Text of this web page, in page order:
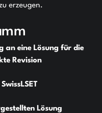
erzeugen.
an eine Lösung für die
Revision
Lösung